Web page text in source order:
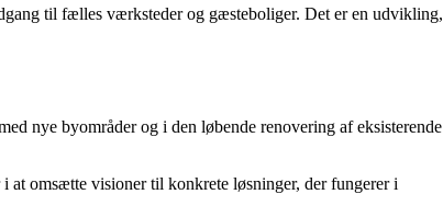
til fælles værksteder og gæsteboliger. Det er en udvikling,
nye byområder og i den løbende renovering af eksisterende
at omsætte visioner til konkrete løsninger, der fungerer i